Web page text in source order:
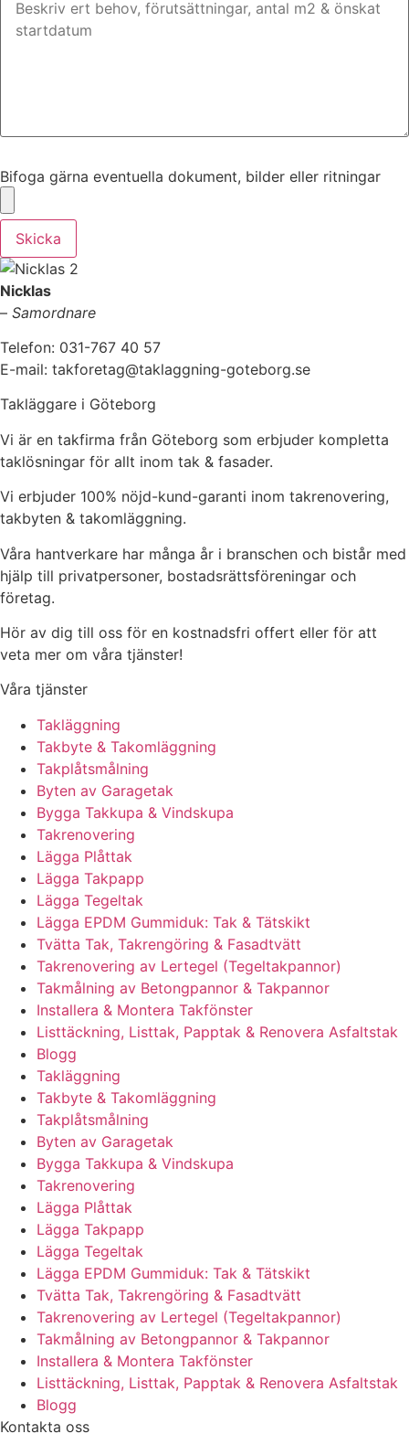
Bifoga gärna eventuella dokument, bilder eller ritningar
Skicka
Nicklas
– Samordnare
Telefon: 031-767 40 57
E-mail: takforetag@taklaggning-goteborg.se
Takläggare i Göteborg
Vi är en takfirma från Göteborg som erbjuder kompletta
taklösningar för allt inom tak & fasader.
Vi erbjuder 100% nöjd-kund-garanti inom takrenovering,
takbyten & takomläggning.
Våra hantverkare har många år i branschen och bistår med
hjälp till privatpersoner, bostadsrättsföreningar och
företag.
Hör av dig till oss för en kostnadsfri offert eller för att
veta mer om våra tjänster!
Våra tjänster
Takläggning
Takbyte & Takomläggning
Takplåtsmålning
Byten av Garagetak
Bygga Takkupa & Vindskupa
Takrenovering
Lägga Plåttak
Lägga Takpapp
Lägga Tegeltak
Lägga EPDM Gummiduk: Tak & Tätskikt
Tvätta Tak, Takrengöring & Fasadtvätt
Takrenovering av Lertegel (Tegeltakpannor)
Takmålning av Betongpannor & Takpannor
Installera & Montera Takfönster
Listtäckning, Listtak, Papptak & Renovera Asfaltstak
Blogg
Takläggning
Takbyte & Takomläggning
Takplåtsmålning
Byten av Garagetak
Bygga Takkupa & Vindskupa
Takrenovering
Lägga Plåttak
Lägga Takpapp
Lägga Tegeltak
Lägga EPDM Gummiduk: Tak & Tätskikt
Tvätta Tak, Takrengöring & Fasadtvätt
Takrenovering av Lertegel (Tegeltakpannor)
Takmålning av Betongpannor & Takpannor
Installera & Montera Takfönster
Listtäckning, Listtak, Papptak & Renovera Asfaltstak
Blogg
Kontakta oss